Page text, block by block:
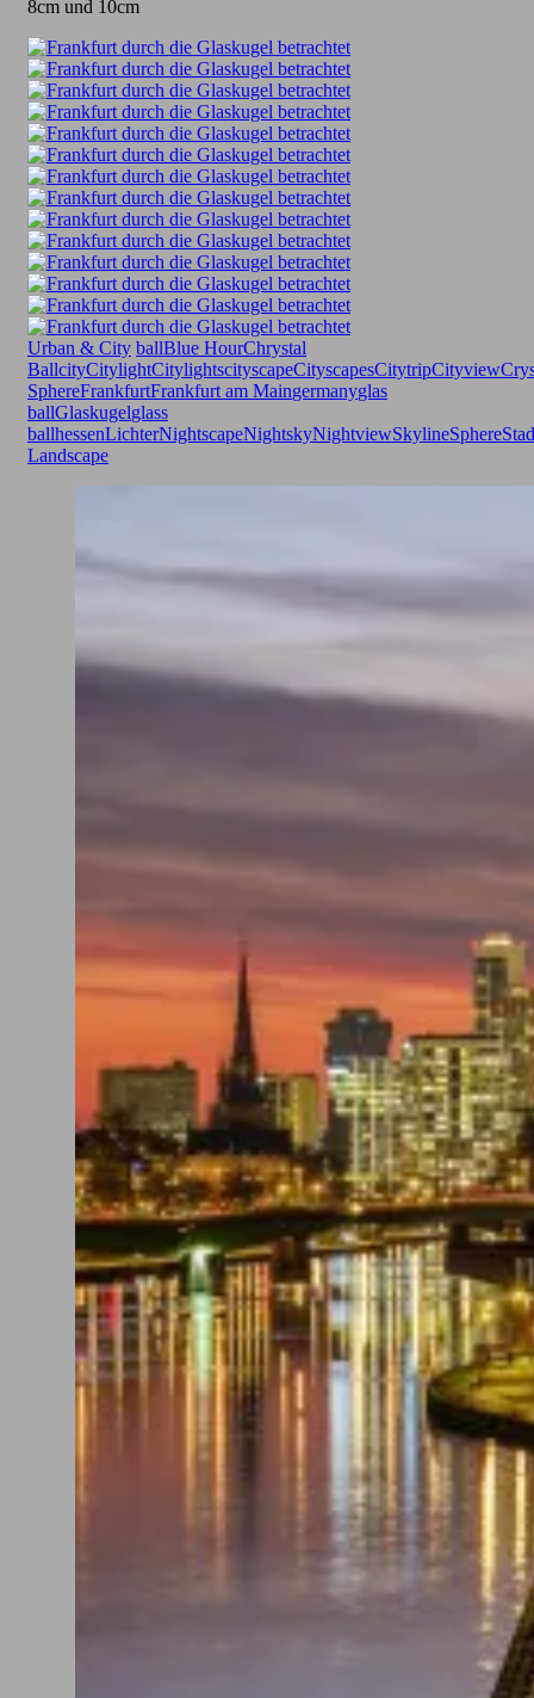
8cm und 10cm
Urban & City ballBlue HourChrystal
BallcityCitylightCitylightscityscapeCityscapesCitytripCityview
SphereFrankfurtFrankfurt am Maingermanyglas
ballGlaskugelglass
ballhessenLichterNightscapeNightskyNightviewSkylineSphere
Landscape